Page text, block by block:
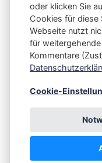
Integrating Open-
Impressum
💪
oder klicken Sie
Cookies für diese
Webseite nutzt
für
Kommentare
Cookie-